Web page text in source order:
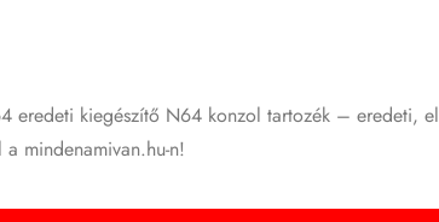
eredeti kiegészítő N64 konzol tartozék – eredeti,
mindenamivan.hu-n!